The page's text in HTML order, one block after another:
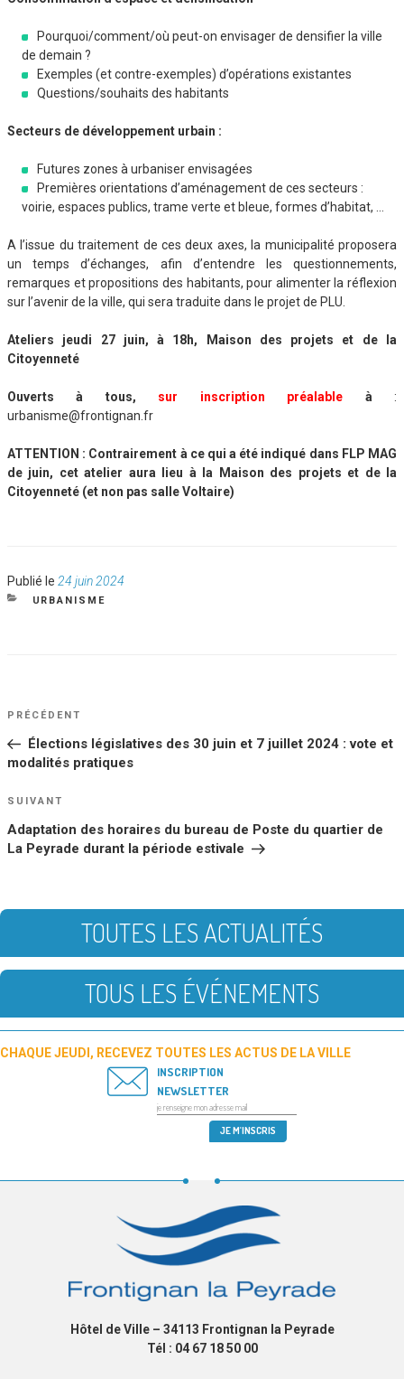
Pourquoi/comment/où peut-on envisager de densifier la ville
de demain ?
Exemples (et contre-exemples) d’opérations existantes
Questions/souhaits des habitants
Secteurs de développement urbain :
Futures zones à urbaniser envisagées
Premières orientations d’aménagement de ces secteurs :
voirie, espaces publics, trame verte et bleue, formes d’habitat, …
A l’issue du traitement de ces deux axes, la municipalité proposera
un temps d’échanges, afin d’entendre les questionnements,
remarques et propositions des habitants, pour alimenter la réflexion
sur l’avenir de la ville, qui sera traduite dans le projet de PLU.
Ateliers jeudi 27 juin, à 18h, Maison des projets et de la
Citoyenneté
Ouverts à tous, sur inscription préalable à :
urbanisme@frontignan.fr
ATTENTION : Contrairement à ce qui a été indiqué dans FLP MAG
de juin, cet atelier aura lieu à la Maison des projets et de la
Citoyenneté (et non pas salle Voltaire)
Publié le Publié
le
24 juin 2024
CATÉGORIES
URBANISME
NAVIGATION
DE
L’ARTICLE
Article
PRÉCÉDENT
Élections législatives des 30 juin et 7 juillet 2024 : vote et
modalités pratiques
Article
SUIVANT
Adaptation des horaires du bureau de Poste du quartier de
La Peyrade durant la période estivale
TOUTES LES ACTUALITÉS
TOUS LES ÉVÉNEMENTS
CHAQUE JEUDI, RECEVEZ TOUTES LES ACTUS DE LA VILLE
INSCRIPTION
NEWSLETTER
Hôtel de Ville – 34113 Frontignan la Peyrade
Tél : 04 67 18 50 00